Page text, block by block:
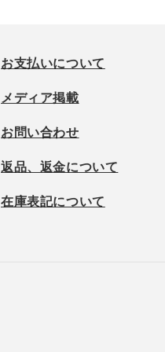
お支払いについて
メディア掲載
お問い合わせ
返品、返金について
在庫表記について